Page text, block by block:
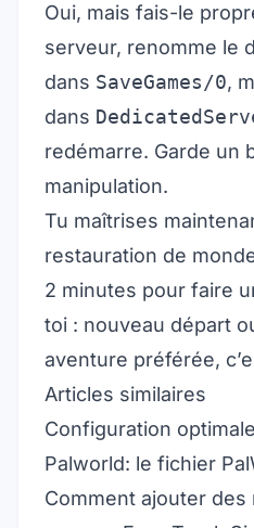
Oui, mais fais-le
serveur, renomme le
dans SaveGames/0,
dans
redémarre. Garde un
manipulation.
Tu maîtrises
restauration de
2 minutes pour faire
toi : nouveau départ
aventure préférée,
Articles similaires
Configuration
Palworld: le fichier
Comment ajouter des